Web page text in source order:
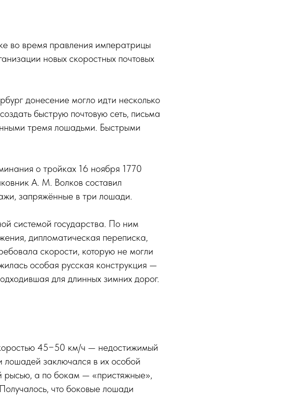
во время правления императрицы
новых скоростных почтовых
донесение могло идти несколько
быструю почтовую сеть, письма
тремя лошадьми. Быстрыми
о тройках 16 ноября 1770
А. М. Волков составил
запряжённые в три лошади.
системой государства. По ним
дипломатическая переписка,
скорости, которую не могли
особая русская конструкция —
для длинных зимних дорог.
45−50 км/ч — недостижимый
лошадей заключался в их особой
рысью, а по бокам — «пристяжные»,
что боковые лошади